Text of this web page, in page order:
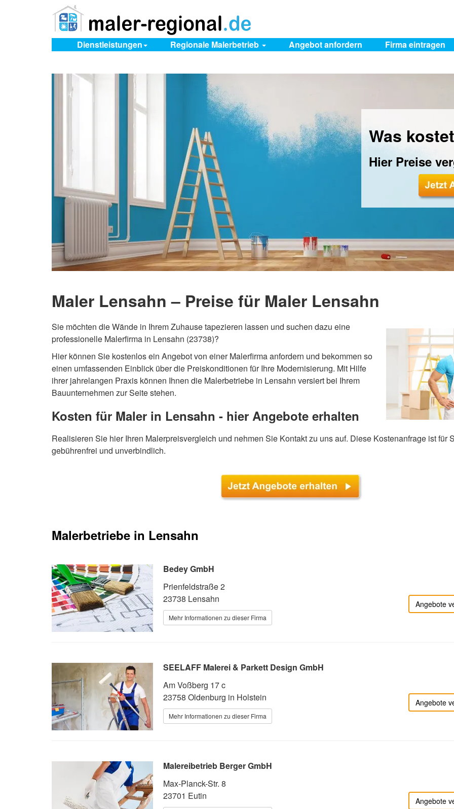
Dienstleistungen Regionale Malerbetrieb Angebot anfordern Firma eintragen
Was
Hier Preise
Maler Lensahn – Preise für Maler Lensahn
Sie möchten die Wände in Ihrem Zuhause tapezieren lassen und suchen dazu eine
professionelle Malerfirma in Lensahn (23738)?
Hier können Sie kostenlos ein Angebot von einer Malerfirma anfordern und bekommen so
einen umfassenden Einblick über die Preiskonditionen für Ihre Modernisierung. Mit Hilfe
ihrer jahrelangen Praxis können Ihnen die Malerbetriebe in Lensahn versiert bei Ihrem
Bauunternehmen zur Seite stehen.
Kosten für Maler in Lensahn - hier Angebote erhalten
Realisieren Sie hier Ihren Malerpreisvergleich und nehmen Sie Kontakt zu uns auf. Diese Kostenanfrage ist für
gebührenfrei und unverbindlich.
Malerbetriebe in Lensahn
Bedey GmbH
Prienfeldstraße 2
23738 Lensahn
Mehr Informationen zu dieser Firma
Angebote
SEELAFF Malerei & Parkett Design GmbH
Am Voßberg 17 c
23758 Oldenburg in Holstein
Mehr Informationen zu dieser Firma
Angebote
Malereibetrieb Berger GmbH
Max-Planck-Str. 8
23701 Eutin
Angebote